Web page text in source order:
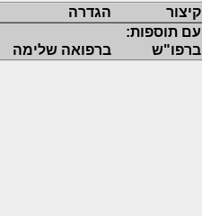
קיצור הגדרה
עם תוספות:
ברפו"ש
ברפואה שלימה